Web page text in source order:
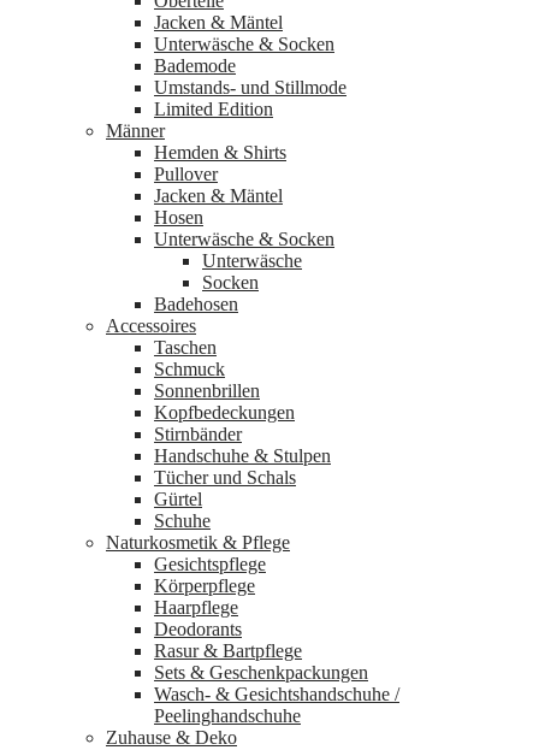
Jacken & Mäntel
Unterwäsche & Socken
Bademode
Umstands- und Stillmode
Limited Edition
Männer
Hemden & Shirts
Pullover
Jacken & Mäntel
Hosen
Unterwäsche & Socken
Unterwäsche
Socken
Badehosen
Accessoires
Taschen
Schmuck
Sonnenbrillen
Kopfbedeckungen
Stirnbänder
Handschuhe & Stulpen
Tücher und Schals
Gürtel
Schuhe
Naturkosmetik & Pflege
Gesichtspflege
Körperpflege
Haarpflege
Deodorants
Rasur & Bartpflege
Sets & Geschenkpackungen
Wasch‑ & Gesichtshandschuhe /
Peelinghandschuhe
Zuhause & Deko